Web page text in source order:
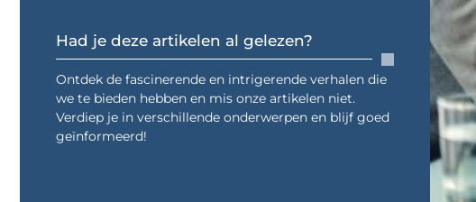
Had je deze artikelen al gelezen?
Ontdek de fascinerende en intrigerende verhalen die
we te bieden hebben en mis onze artikelen niet.
Verdiep je in verschillende onderwerpen en blijf goed
geïnformeerd!